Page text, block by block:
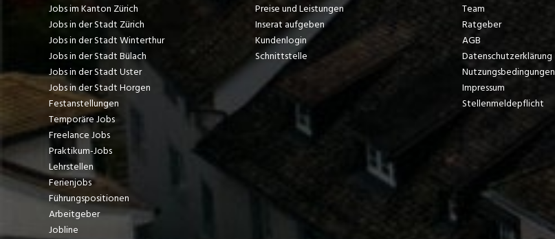
Jobs im Kanton Zürich
Jobs in der Stadt Zürich
Jobs in der Stadt Winterthur
Jobs in der Stadt Bülach
Jobs in der Stadt Uster
Jobs in der Stadt Horgen
Festanstellungen
Temporäre Jobs
Freelance Jobs
Praktikum-Jobs
Lehrstellen
Ferienjobs
Führungspositionen
Arbeitgeber
Jobline
Preise und Leistungen
Inserat aufgeben
Kundenlogin
Schnittstelle
Team
Ratgeber
AGB
Datenschutzerklärung
Nutzungsbedingungen
Impressum
Stellenmeldepflicht